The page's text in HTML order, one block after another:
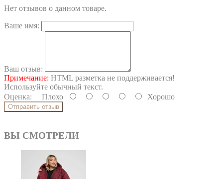
Нет отзывов о данном товаре.
Ваше имя:
Ваш отзыв:
Примечание: HTML разметка не поддерживается!
Используйте обычный текст.
Оценка: Плохо Хорошо
Отправить отзыв
ВЫ СМОТРЕЛИ